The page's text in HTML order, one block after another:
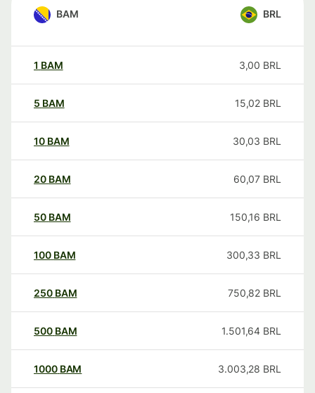
BAM BRL
1 BAM 3,00 BRL
5 BAM 15,02 BRL
10 BAM 30,03 BRL
20 BAM 60,07 BRL
50 BAM 150,16 BRL
100 BAM 300,33 BRL
250 BAM 750,82 BRL
500 BAM 1.501,64 BRL
1000 BAM 3.003,28 BRL